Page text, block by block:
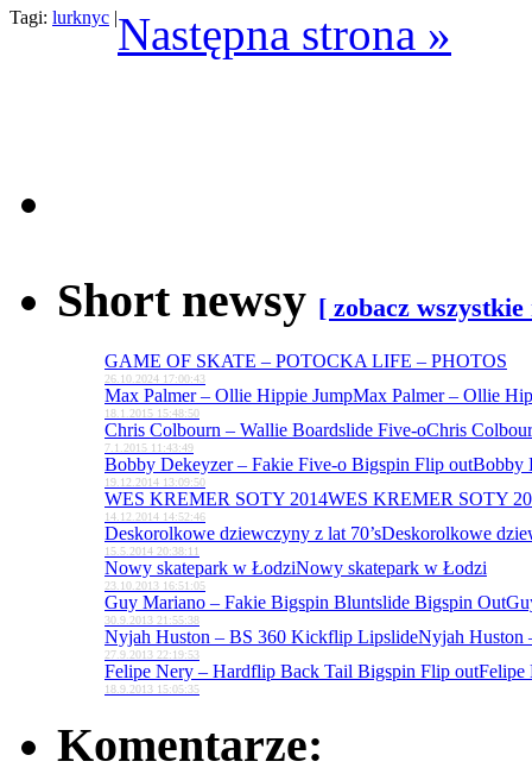
Tagi: lurknyc |Następna strona »
Short newsy [ zobacz wszystkie
GAME OF SKATE – POTOCKA LIFE – PHOTOS
26.10.2024 17:00:43
Max Palmer – Ollie Hippie JumpMax Palmer – Ollie
18.1.2015 15:48:50
Chris Colbourn – Wallie Boardslide Five-oChris
7.1.2015 11:43:49
Bobby Dekeyzer – Fakie Five-o Bigspin Flip outBobby
19.12.2014 13:09:50
WES KREMER SOTY 2014WES KREMER SOTY
14.12.2014 14:52:46
Deskorolkowe dziewczyny z lat 70’sDeskorolkowe
15.5.2014 20:38:11
Nowy skatepark w ŁodziNowy skatepark w Łodzi
23.10.2013 16:51:05
Guy Mariano – Fakie Bigspin Bluntslide Bigspin Out
30.9.2013 21:55:38
Nyjah Huston – BS 360 Kickflip LipslideNyjah Huston
27.9.2013 22:19:53
Felipe Nery – Hardflip Back Tail Bigspin Flip outFelipe
18.9.2013 15:05:35
Komentarze: